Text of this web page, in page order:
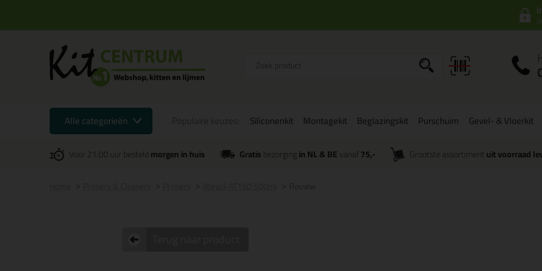
Alle categorieën Siliconenkit Montagekit Beglazingskit Purschuim Gevel- & Vloerkit
Voor 21:00 uur besteldmorgen in huis Gratisbezorgingin NL & BEvanaf 75,- Grootste assortiment uit voorraad
Review